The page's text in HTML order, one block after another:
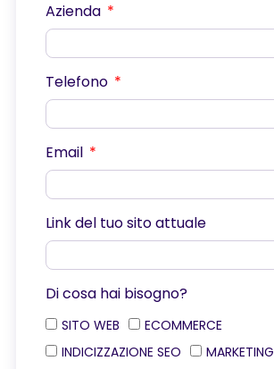
Azienda
Telefono
Email
Link del tuo sito attuale
Di cosa hai bisogno?
SITO WEB
ECOMMERCE
INDICIZZAZIONE SEO
MARKETING